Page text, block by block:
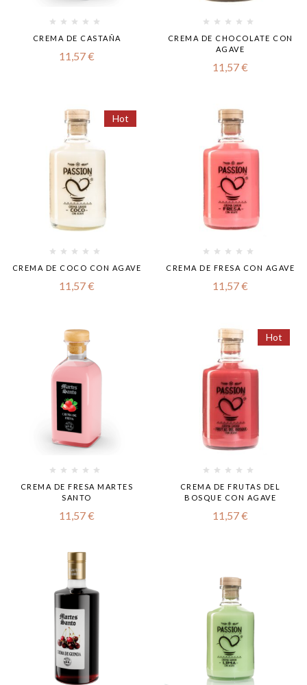
CREMA DE CASTAÑA
11,57€
CREMA DE CHOCOLATE CON
AGAVE
11,57€
Hot
CREMA DE COCO CON AGAVE
11,57€
CREMA DE FRESA CON AGAVE
11,57€
CREMA DE FRESA MARTES
SANTO
11,57€
Hot
CREMA DE FRUTAS DEL
BOSQUE CON AGAVE
11,57€